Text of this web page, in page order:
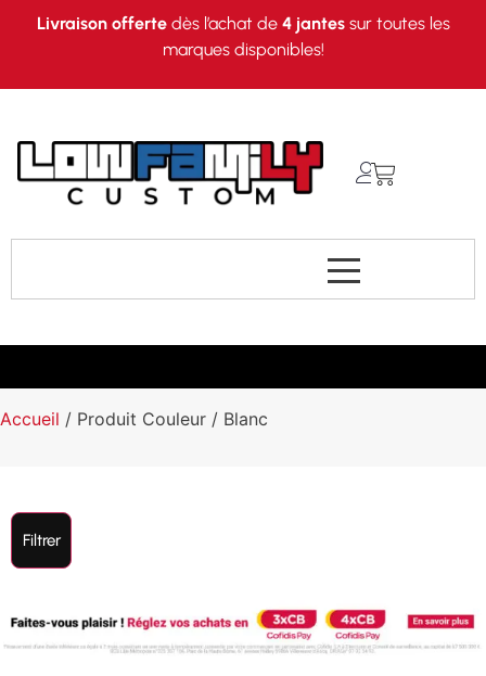
Livraison offertedès l’achat de 4 jantessur toutes les
marques disponibles!
Accueil / Produit Couleur / Blanc
Filtrer